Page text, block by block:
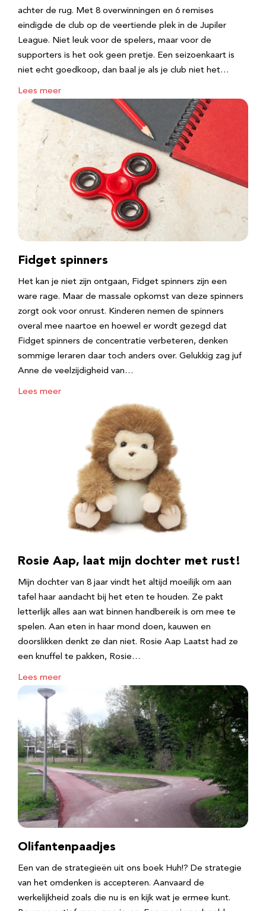
achter de rug. Met 8 overwinningen en 6 remises
eindigde de club op de veertiende plek in de Jupiler
League. Niet leuk voor de spelers, maar voor de
supporters is het ook geen pretje. Een seizoenkaart is
niet echt goedkoop, dan baal je als je club niet het…
Lees meer
Fidget spinners
Het kan je niet zijn ontgaan, Fidget spinners zijn een
ware rage. Maar de massale opkomst van deze spinners
zorgt ook voor onrust. Kinderen nemen de spinners
overal mee naartoe en hoewel er wordt gezegd dat
Fidget spinners de concentratie verbeteren, denken
sommige leraren daar toch anders over. Gelukkig zag juf
Anne de veelzijdigheid van…
Lees meer
Rosie Aap, laat mijn dochter met rust!
Mijn dochter van 8 jaar vindt het altijd moeilijk om aan
tafel haar aandacht bij het eten te houden. Ze pakt
letterlijk alles aan wat binnen handbereik is om mee te
spelen. Aan eten in haar mond doen, kauwen en
doorslikken denkt ze dan niet. Rosie Aap Laatst had ze
een knuffel te pakken, Rosie…
Lees meer
Olifantenpaadjes
Een van de strategieën uit ons boek Huh!? De strategie
van het omdenken is accepteren. Aanvaard de
werkelijkheid zoals die nu is en kijk wat je ermee kunt.